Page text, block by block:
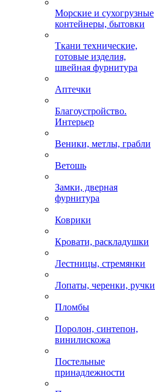
Морские и сухогрузные
контейнеры, бытовки
Ткани технические,
готовые изделия,
швейная фурнитура
Аптечки
Благоустройство.
Интерьер
Веники, метлы, грабли
Ветошь
Замки, дверная
фурнитура
Коврики
Кровати, раскладушки
Лестницы, стремянки
Лопаты, черенки, ручки
Пломбы
Поролон, синтепон,
винилискожа
Постельные
принадлежности